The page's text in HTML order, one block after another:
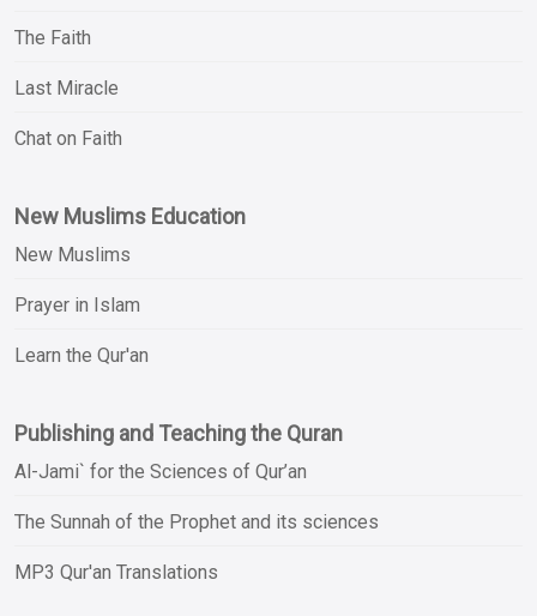
The Faith
Last Miracle
Chat on Faith
New Muslims Education
New Muslims
Prayer in Islam
Learn the Qur'an
Publishing and Teaching the Quran
Al-Jami` for the Sciences of Qur’an
The Sunnah of the Prophet and its sciences
MP3 Qur'an Translations